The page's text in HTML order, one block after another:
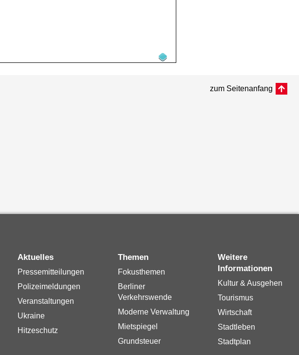
zum Seitenanfang
Aktuelles
Pressemitteilungen
Polizeimeldungen
Veranstaltungen
Ukraine
Hitzeschutz
Themen
Fokusthemen
Berliner
Verkehrswende
Moderne Verwaltung
Mietspiegel
Grundsteuer
Weitere
Informationen
Kultur & Ausgehen
Tourismus
Wirtschaft
Stadtleben
Stadtplan